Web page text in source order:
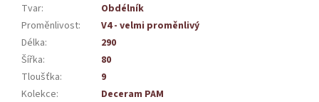
Tvar:
Obdélník
Proměnlivost:
V4 - velmi proměnlivý
Délka:
290
Šířka:
80
Tloušťka:
9
Kolekce:
Deceram PAM